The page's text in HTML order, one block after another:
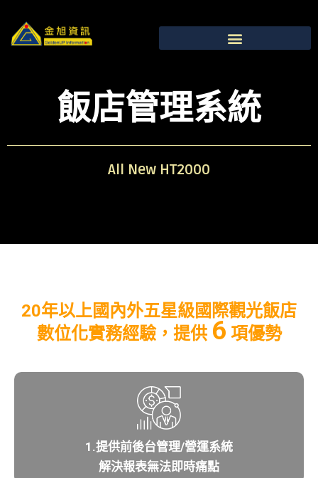
飯店管理系統
All New HT2000
20年以上國內外五星級國際觀光飯店
數位化實務經驗，提供 6 項優勢
1.提供前後台管理/營運系統
解決報表無法即時痛點